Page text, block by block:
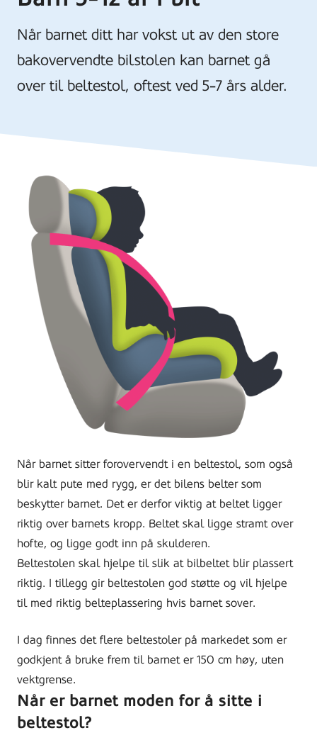
Når barnet ditt har vokst ut av den store
bakovervendte bilstolen kan barnet gå
over til beltestol, oftest ved 5-7 års alder.
Når barnet sitter forovervendt i en beltestol, som også
blir kalt pute med rygg, er det bilens belter som
beskytter barnet. Det er derfor viktig at beltet ligger
riktig over barnets kropp. Beltet skal ligge stramt over
hofte, og ligge godt inn på skulderen.
Beltestolen skal hjelpe til slik at bilbeltet blir plassert
riktig. I tillegg gir beltestolen god støtte og vil hjelpe
til med riktig belteplassering hvis barnet sover.
I dag finnes det flere beltestoler på markedet som er
godkjent å bruke frem til barnet er 150 cm høy, uten
vektgrense.
Når er barnet moden for å sitte i
beltestol?